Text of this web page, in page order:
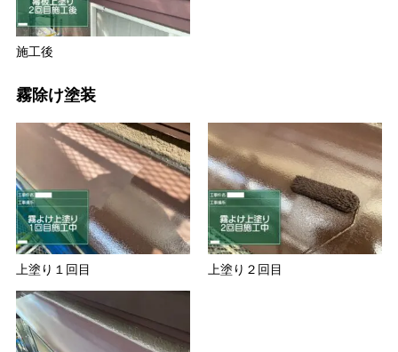
施工後
霧除け塗装
上塗り１回目 上塗り２回目